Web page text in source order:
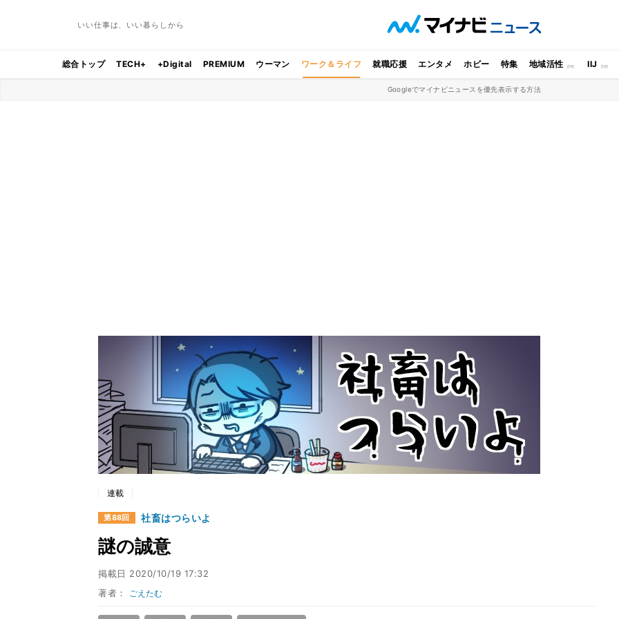
いい仕事は、いい暮らしから
総合トップ TECH+ +Digital PREMIUM ウーマン ワーク＆ライフ 就職応援 エンタメ ホビー 特集 地域活性 IIJ
Googleでマイナビニュースを優先表示する方法
連載
第88回 社畜はつらいよ
謎の誠意
掲載日 2020/10/19 17:32
著者： ごえたむ